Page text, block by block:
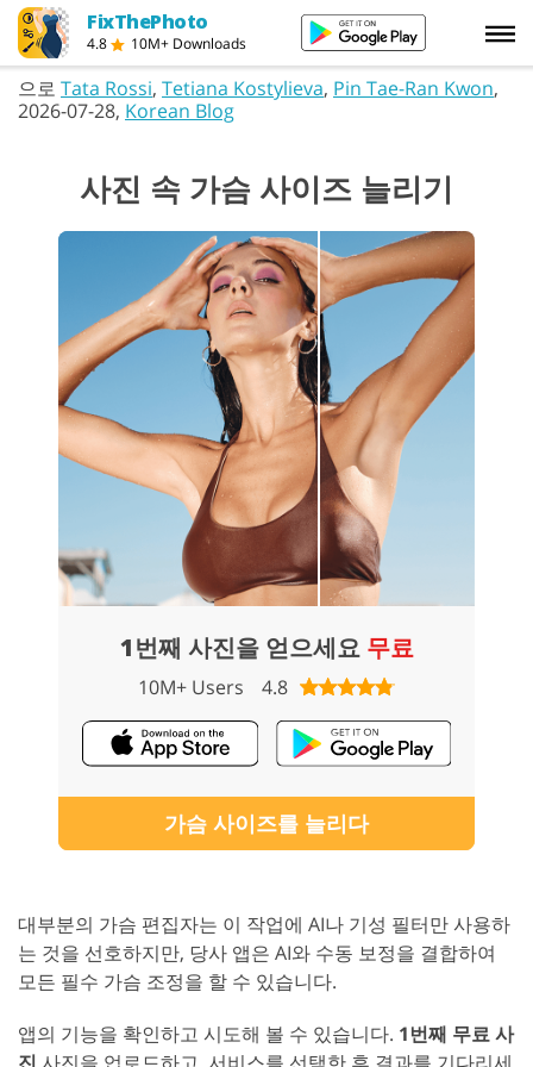
FixThePhoto
4.8 10M+ Downloads
으로 Tata Rossi, Tetiana Kostylieva, Pin Tae-Ran Kwon,
2026-07-28, Korean Blog
사진 속 가슴 사이즈 늘리기
가슴 사이즈를 늘리다
1번째 사진을 얻으세요 무료
10M+ Users 4.8
대부분의 가슴 편집자는 이 작업에 AI나 기성 필터만 사용하
는 것을 선호하지만, 당사 앱은 AI와 수동 보정을 결합하여
모든 필수 가슴 조정을 할 수 있습니다.
앱의 기능을 확인하고 시도해 볼 수 있습니다. 1번째 무료 사